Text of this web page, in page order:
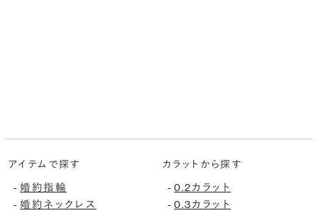
アイテムで探す
-婚約指輪
-婚約ネックレス
カラットから探す
-0.2カラット
-0.3カラット